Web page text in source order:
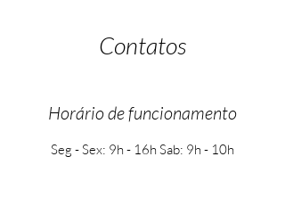
Contatos
Horário de funcionamento
Seg - Sex: 9h - 16h Sab: 9h - 10h